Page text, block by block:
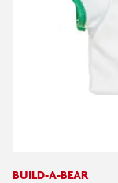
BUILD-A-BEAR